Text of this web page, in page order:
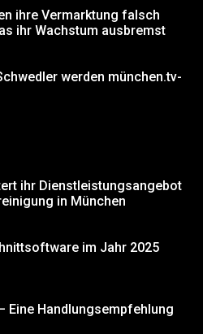
ihre Vermarktung falsch
ihr Wachstum ausbremst
werden münchen.tv-
ihr Dienstleistungsangebot
in München
im Jahr 2025
Eine Handlungsempfehlung